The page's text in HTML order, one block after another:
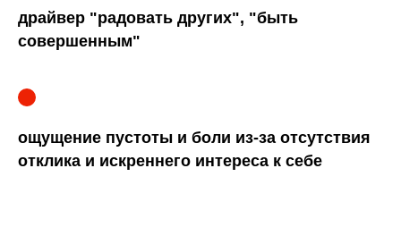
драйвер "радовать других", "быть
совершенным"
ощущение пустоты и боли из-за отсутствия
отклика и искреннего интереса к себе